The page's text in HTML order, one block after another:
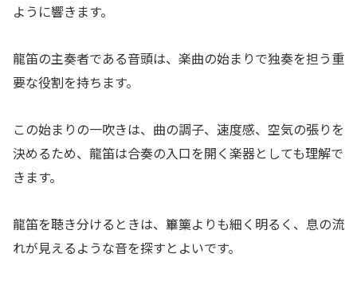
ように響きます。
龍笛の主奏者である音頭は、楽曲の始まりで独奏を担う重
要な役割を持ちます。
この始まりの一吹きは、曲の調子、速度感、空気の張りを
決めるため、龍笛は合奏の入口を開く楽器としても理解で
きます。
龍笛を聴き分けるときは、篳篥よりも細く明るく、息の流
れが見えるような音を探すとよいです。